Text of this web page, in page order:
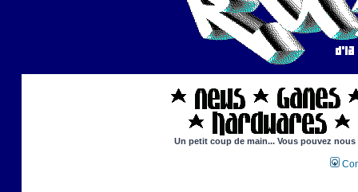
Un petit coup de main... Vous pouvez